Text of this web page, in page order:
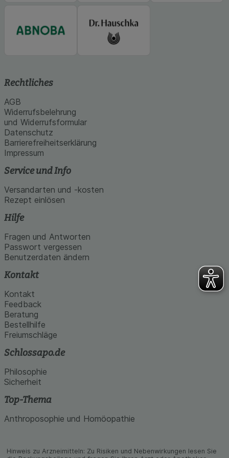
Rechtliches
AGB
Widerrufsbelehrung
und Widerrufsformular
Datenschutz
Barrierefreiheitserklärung
Impressum
Service und Info
Versandarten und -kosten
Rezept einlösen
Hilfe
Fragen und Antworten
Passwort vergessen
Benutzerdaten ändern
Kontakt
Kontakt
Feedback
Beratung
Bestellhilfe
Freiumschläge
Schlossapo.de
Philosophie
Sicherheit
Top-Thema
Anthroposophie und Homöopathie
Hinweis zu Arzneimitteln: Zu Risiken und Neben­wirkungen lesen Sie